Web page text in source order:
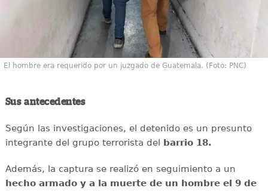
El hombre era requerido por un juzgado de Guatemala. (Foto: PNC)
Sus antecedentes
Según las investigaciones, el detenido es un presunto
integrante del grupo terrorista del barrio 18.
Además, la captura se realizó en seguimiento a un
hecho armado y a la muerte de un hombre el 9 de